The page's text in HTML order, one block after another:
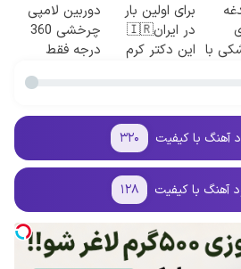
با
برای اولین بار
در ایران🇮🇷
این دکتر کرم
دوربین لامپی
چرخشی 360
درجه فقط
آهنگ با کیفیت ۳۲۰
آهنگ با کیفیت ۱۲۸